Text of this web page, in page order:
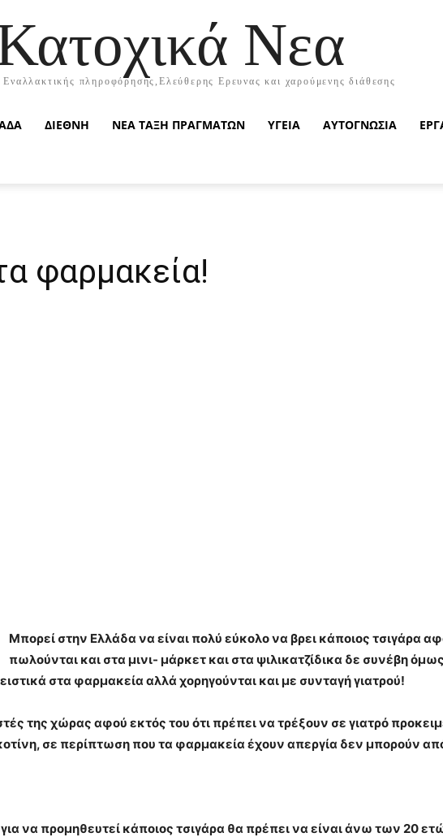
Νεα
Εναλλακτικής πληροφόρησης,Ελεύθερης Ερευνας και χαρούμενης διάθεσης
ΔΙΕΘΝΗ ΝΕΑ ΤΑΞΗ ΠΡΑΓΜΑΤΩΝ ΥΓΕΙΑ ΑΥΤΟΓΝΩΣΙΑ
φαρμακεία!
Μπορεί στην Ελλάδα να είναι πολύ εύκολο να βρει κάποιος τσιγάρα
πωλούνται και στα μινι- μάρκετ και στα ψιλικατζίδικα δε συνέβη όμως
στα φαρμακεία αλλά χορηγούνται και με συνταγή γιατρού!
της χώρας αφού εκτός του ότι πρέπει να τρέξουν σε γιατρό
σε περίπτωση που τα φαρμακεία έχουν απεργία δεν μπορούν
να προμηθευτεί κάποιος τσιγάρα θα πρέπει να είναι άνω των 20